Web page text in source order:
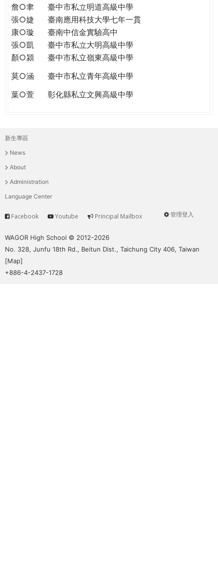
詹○聿
臺中市私立明道高級中學
張○婕
臺南應用科技大學七年一貫
康○璇
臺南中信金實驗高中
張○凱
臺中市私立大明高級中學
顏○潁
臺中市私立嶺東高級中學
莫○涵
臺中市私立青年高級中學
葉○萱
彰化縣私立文興高級中學
主
選
單
新生專區
News
About
Administration
Language Center
User
管理登入
Service
Facebook Youtube Principal Mailbox
WAGOR High School © 2012-2026
No. 328, Junfu 18th Rd., Beitun Dist., Taichung City 406, Taiwan
[Map]
+886-4-2437-1728